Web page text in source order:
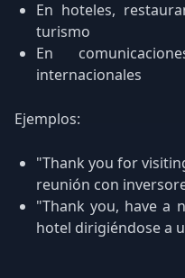
En hoteles,
turismo
En
internacionales
Ejemplos:
"Thank you for
reunión con
"Thank you, have a
hotel dirigiéndose a